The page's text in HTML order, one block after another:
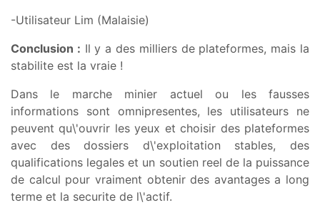
-Utilisateur Lim (Malaisie)
Conclusion : Il y a des milliers de plateformes, mais la
stabilite est la vraie !
Dans le marche minier actuel ou les fausses
informations sont omnipresentes, les utilisateurs ne
peuvent qu\'ouvrir les yeux et choisir des plateformes
avec des dossiers d\'exploitation stables, des
qualifications legales et un soutien reel de la puissance
de calcul pour vraiment obtenir des avantages a long
terme et la securite de l\'actif.